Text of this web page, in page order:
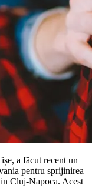
a făcut recent un
pentru sprijinirea
Cluj-Napoca. Acest